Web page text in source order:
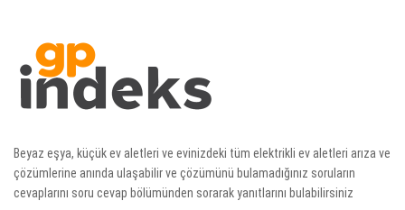
Beyaz eşya, küçük ev aletleri ve evinizdeki tüm elektrikli ev aletleri arıza ve
çözümlerine anında ulaşabilir ve çözümünü bulamadığınız soruların
cevaplarını soru cevap bölümünden sorarak yanıtlarını bulabilirsiniz